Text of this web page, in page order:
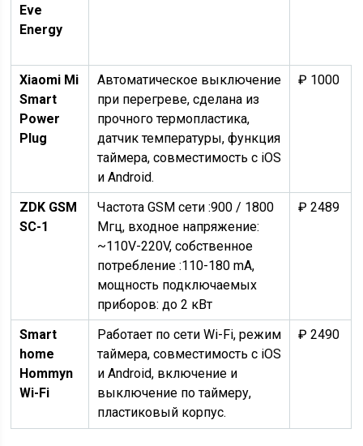
Eve
Energy
Xiaomi Mi
Smart
Power
Plug
Автоматическое выключение
при перегреве, сделана из
прочного термопластика,
датчик температуры, функция
таймера, совместимость с iOS
и Android.
₽ 1000
ZDK GSM
SC-1
Частота GSM сети :900 / 1800
Мгц, входное напряжение:
~110V-220V, собственное
потребление :110-180 mA,
мощность подключаемых
приборов: до 2 кВт
₽ 2489
Smart
home
Hommyn
Wi-Fi
Работает по сети Wi-Fi, режим
таймера, совместимость с iOS
и Android, включение и
выключение по таймеру,
пластиковый корпус.
₽ 2490